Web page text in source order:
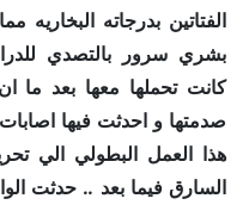
الفتاتين بدرجاته
بشري سرور بالتصدي
كانت تحملها معها بعد ما
صدمتها و احدثت فيها
هذا العمل البطولي الي